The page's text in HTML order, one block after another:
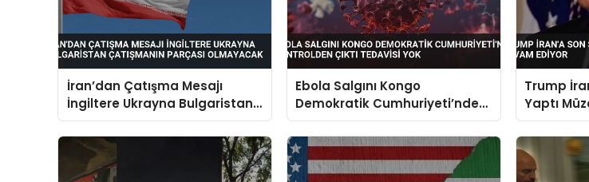
İran’dan Çatışma Mesajı
İngiltere Ukrayna Bulgaristan
Çatışmanın Parçası
Olmayacak
Ebola Salgını Kongo
Demokratik Cumhuriyeti’nde
Kontrolden Çıktı Tedavisi Yok
Trump
Yaptı
Ediyor